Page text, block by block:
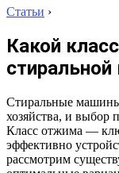
Статьи ›
Какой
Стиральные
хозяйства, и
Класс отжима —
эффективно
рассмотрим